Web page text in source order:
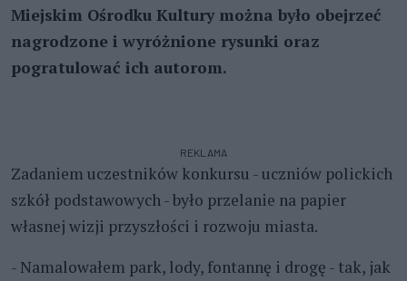
Miejskim Ośrodku Kultury można było obejrzeć
nagrodzone i wyróżnione rysunki oraz
pogratulować ich autorom.
REKLAMA
Zadaniem uczestników konkursu - uczniów polickich
szkół podstawowych - było przelanie na papier
własnej wizji przyszłości i rozwoju miasta.
- Namalowałem park, lody, fontannę i drogę - tak, jak